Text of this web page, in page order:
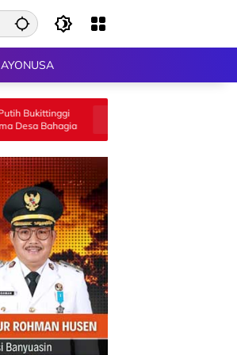
AYONUSA
Legislator Hj Aida Gelar Sosialisasi Perda
Tentang Penyelenggaraan Kesejahteraan
Sosial di Limapuluh Kota